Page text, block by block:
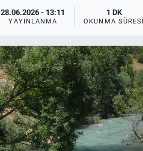
28.06.2026 - 13:11
YAYINLANMA
1 DK
OKUNMA SÜRESI